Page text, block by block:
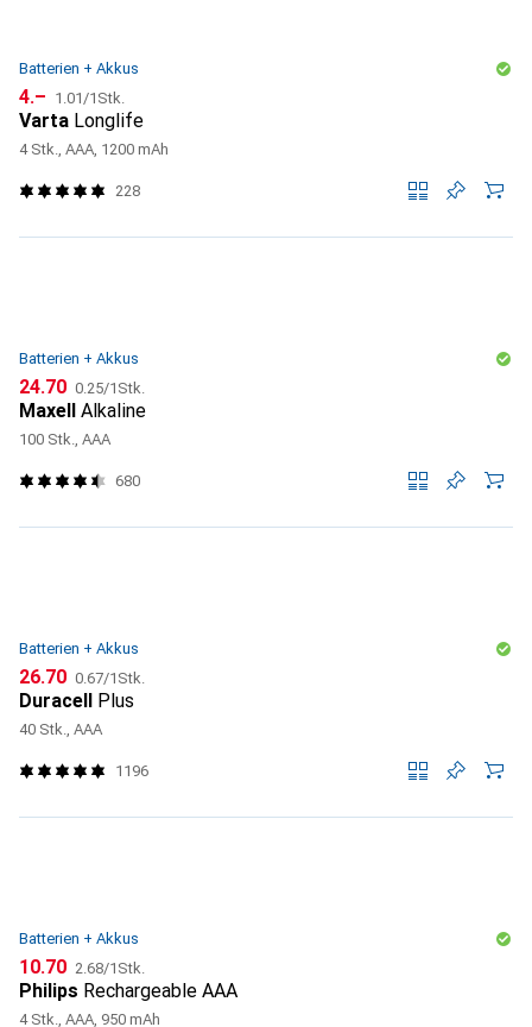
Batterien + Akkus
CHF
4.– CHF
1.01/1Stk.
Varta Longlife
4 Stk., AAA, 1200 mAh
228
Batterien + Akkus
CHF
24.70 CHF
0.25/1Stk.
Maxell Alkaline
100 Stk., AAA
680
Batterien + Akkus
CHF
26.70 CHF
0.67/1Stk.
Duracell Plus
40 Stk., AAA
1196
Batterien + Akkus
CHF
10.70 CHF
2.68/1Stk.
Philips Rechargeable AAA
4 Stk., AAA, 950 mAh